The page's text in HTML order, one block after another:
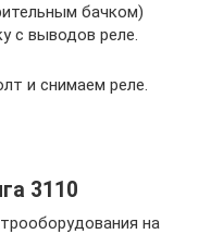
бачком)
с выводов реле.
и снимаем реле.
3110
на